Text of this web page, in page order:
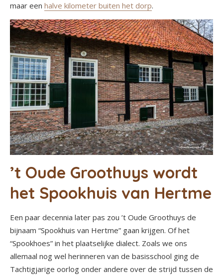
maar een halve kilometer buiten het dorp.
’t Oude Groothuys wordt
het Spookhuis van Hertme
Een paar decennia later pas zou ’t Oude Groothuys de
bijnaam “Spookhuis van Hertme” gaan krijgen. Of het
“Spookhoes” in het plaatselijke dialect. Zoals we ons
allemaal nog wel herinneren van de basisschool ging de
Tachtigjarige oorlog onder andere over de strijd tussen de